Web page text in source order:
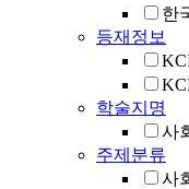
한
등재정보
학술지명
사
주제분류
사